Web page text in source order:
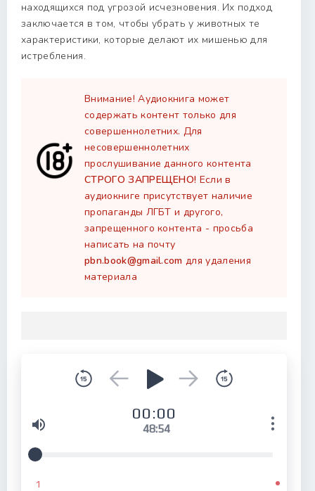
находящихся под угрозой исчезновения. Их подход
заключается в том, чтобы убрать у животных те
характеристики, которые делают их мишенью для
истребления.
Внимание! Аудиокнига может
содержать контент только для
совершеннолетних. Для
несовершеннолетних
прослушивание данного контента
СТРОГО ЗАПРЕЩЕНО! Если в
аудиокниге присутствует наличие
пропаганды ЛГБТ и другого,
запрещенного контента - просьба
написать на почту
pbn.book@gmail.com для удаления
материала
00:00
48:54
1